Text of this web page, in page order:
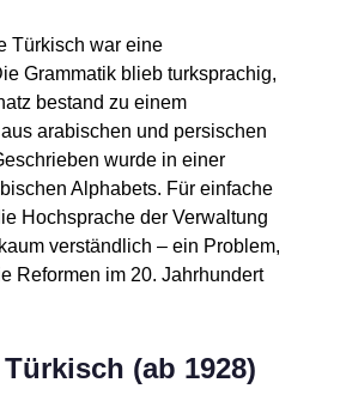
Türkisch war eine
Grammatik blieb turksprachig,
bestand zu einem
arabischen und persischen
wurde in einer
Alphabets. Für einfache
Hochsprache der Verwaltung
verständlich – ein Problem,
Reformen im 20. Jahrhundert
(ab 1928)